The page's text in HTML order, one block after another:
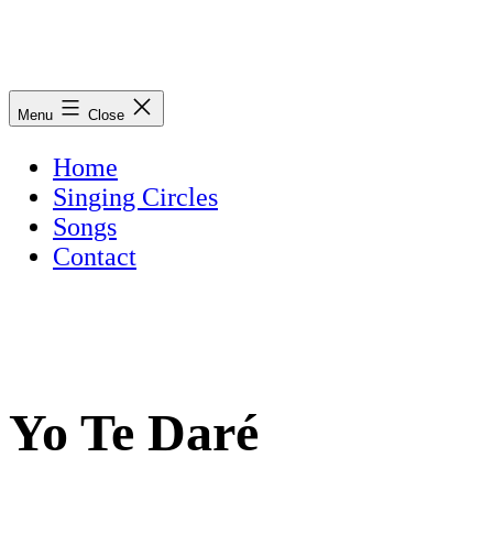
Singing
Circle
Mani
Menu Close
Home
Singing Circles
Songs
Contact
Yo Te Daré